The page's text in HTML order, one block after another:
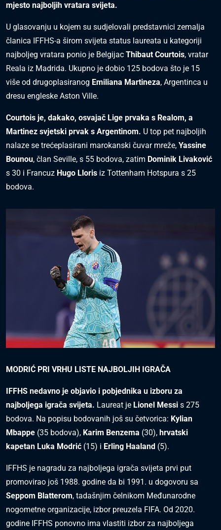
mjesto najboljih vratara svijeta.
U glasovanju u kojem su sudjelovali predstavnici zemalja
članica IFFHS-a širom svijeta status laureata u kategoriji
najboljeg vratara ponio je Belgijac Thibaut Courtois, vratar
Reala iz Madrida. Ukupno je dobio 125 bodova što je 15
više od drugoplasiranog Emiliana Martineza, Argentinca u
dresu engleske Aston Ville.
Courtois je, dakako, osvajač Lige prvaka s Realom, a
Martinez svjetski prvak s Argentinom. U top pet najboljih
nalaze se trećeplasirani marokanski čuvar mreže, Yassine
Bounou, član Seville, s 55 bodova, zatim Dominik Livaković
s 30 i Francuz Hugo Lloris iz Tottenham Hotspura s 25
bodova.
MODRIĆ PRI VRHU LISTE NAJBOLJIH IGRAČA
IFFHS nedavno je objavio i pobjednika u izboru za
najboljega igrača svijeta. Laureat je Lionel Messi s 275
bodova. Na popisu bodovanih još su četvorica: Kylian
Mbappe (35 bodova), Karim Benzema (30), hrvatski
kapetan Luka Modrić (15) i Erling Haaland (5).
IFFHS je nagradu za najboljega igrača svijeta prvi put
promovirao još 1988. godine da bi 1991. u dogovoru sa
Seppom Blatterom, tadašnjim čelnikom Međunarodne
nogometne organizacije, izbor preuzela FIFA. Od 2020.
godine IFFHS ponovno ima vlastiti izbor za najboljega